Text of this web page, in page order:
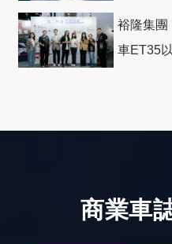
裕隆集團
車ET35
商業車